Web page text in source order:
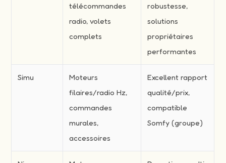
télécommandes
radio, volets
complets
robustesse,
solutions
propriétaires
performantes
Simu
Moteurs
filaires/radio Hz,
commandes
murales,
accessoires
Excellent rapport
qualité/prix,
compatible
Somfy (groupe)